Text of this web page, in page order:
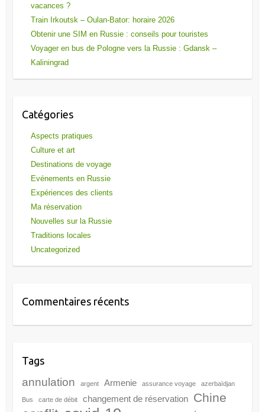
vacances ?
Train Irkoutsk – Oulan-Bator: horaire 2026
Obtenir une SIM en Russie : conseils pour touristes
Voyager en bus de Pologne vers la Russie : Gdansk –
Kaliningrad
Catégories
Aspects pratiques
Culture et art
Destinations de voyage
Evénements en Russie
Expériences des clients
Ma réservation
Nouvelles sur la Russie
Traditions locales
Uncategorized
Commentaires récents
Tags
annulation argent Armenie assurance voyage azerbaïdjan
Bus carte de débit changement de réservation Chine